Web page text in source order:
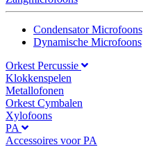
Condensator Microfoons
Dynamische Microfoons
Orkest Percussie
Klokkenspelen
Metallofonen
Orkest Cymbalen
Xylofoons
PA
Accessoires voor PA